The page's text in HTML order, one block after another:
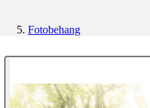
Fotobehang